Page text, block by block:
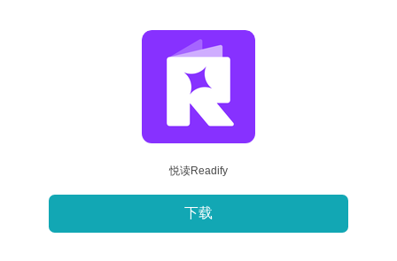
悦读Readify
下载